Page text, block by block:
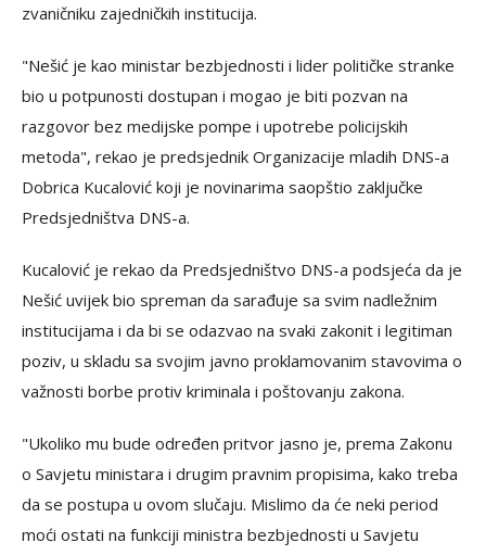
zvaničniku zajedničkih institucija.
"Nešić je kao ministar bezbjednosti i lider političke stranke
bio u potpunosti dostupan i mogao je biti pozvan na
razgovor bez medijske pompe i upotrebe policijskih
metoda", rekao je predsjednik Organizacije mladih DNS-a
Dobrica Kucalović koji je novinarima saopštio zaključke
Predsjedništva DNS-a.
Kucalović je rekao da Predsjedništvo DNS-a podsjeća da je
Nešić uvijek bio spreman da sarađuje sa svim nadležnim
institucijama i da bi se odazvao na svaki zakonit i legitiman
poziv, u skladu sa svojim javno proklamovanim stavovima o
važnosti borbe protiv kriminala i poštovanju zakona.
"Ukoliko mu bude određen pritvor jasno je, prema Zakonu
o Savjetu ministara i drugim pravnim propisima, kako treba
da se postupa u ovom slučaju. Mislimo da će neki period
moći ostati na funkciji ministra bezbjednosti u Savjetu